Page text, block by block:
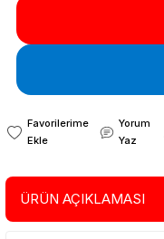
Yorum
Yaz
ÜRÜN AÇIKLAMASI